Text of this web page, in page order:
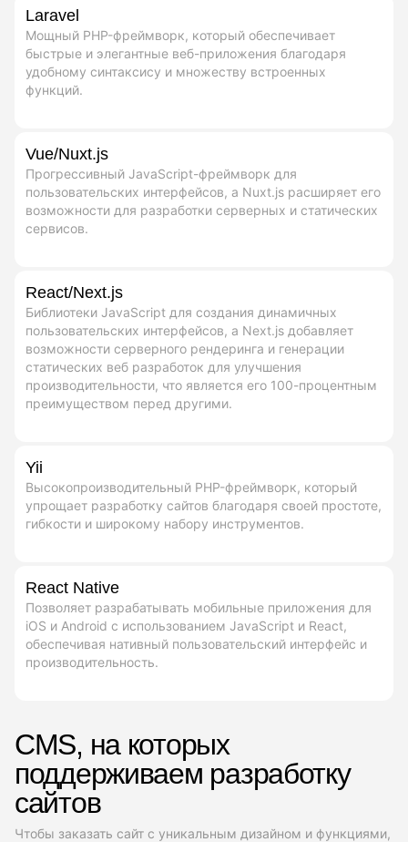
Laravel
Мощный PHP-фреймворк, который обеспечивает
быстрые и элегантные веб-приложения благодаря
удобному синтаксису и множеству встроенных
функций.
Vue/Nuxt.js
Прогрессивный JavaScript-фреймворк для
пользовательских интерфейсов, а Nuxt.js расширяет его
возможности для разработки серверных и статических
сервисов.
React/Next.js
Библиотеки JavaScript для создания динамичных
пользовательских интерфейсов, а Next.js добавляет
возможности серверного рендеринга и генерации
статических веб разработок для улучшения
производительности, что является его 100-процентным
преимуществом перед другими.
Yii
Высокопроизводительный PHP-фреймворк, который
упрощает разработку сайтов благодаря своей простоте,
гибкости и широкому набору инструментов.
React Native
Позволяет разрабатывать мобильные приложения для
iOS и Android с использованием JavaScript и React,
обеспечивая нативный пользовательский интерфейс и
производительность.
CMS, на которых
поддерживаем разработку
сайтов
Чтобы заказать сайт с уникальным дизайном и функциями,